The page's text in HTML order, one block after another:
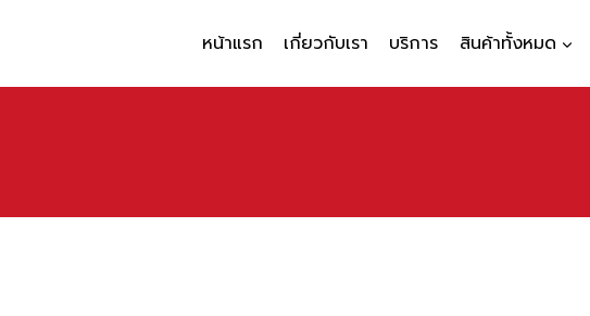
หน้าแรก เกี่ยวกับเรา บริการ สินค้าทั้งหมด